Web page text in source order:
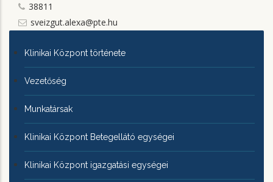
38811
sveizgut.alexa@pte.hu
KLINIKAI
KÖZPONTRÓL
Klinikai Központ története
Vezetőség
Munkatársak
Klinikai Központ Betegellátó egységei
Klinikai Központ igazgatási egységei